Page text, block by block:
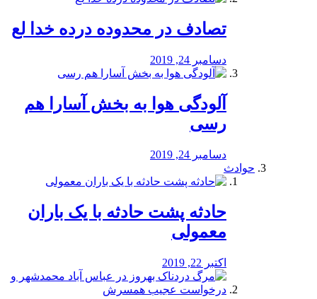
تصادف در محدوده درده خدا لع
دسامبر 24, 2019
آلودگی هوا به بخش آسارا هم
رسی
دسامبر 24, 2019
حوادث
️حادثه پشت حادثه با یک باران
معمولی
اکتبر 22, 2019